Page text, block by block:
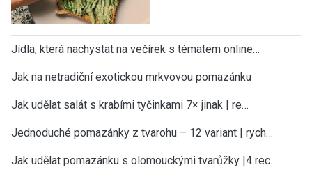
Jídla, která nachystat na večírek s tématem online…
Jak na netradiční exotickou mrkvovou pomazánku
Jak udělat salát s krabími tyčinkami 7× jinak | re…
Jednoduché pomazánky z tvarohu – 12 variant | rych…
Jak udělat pomazánku s olomouckými tvarůžky |4 rec…